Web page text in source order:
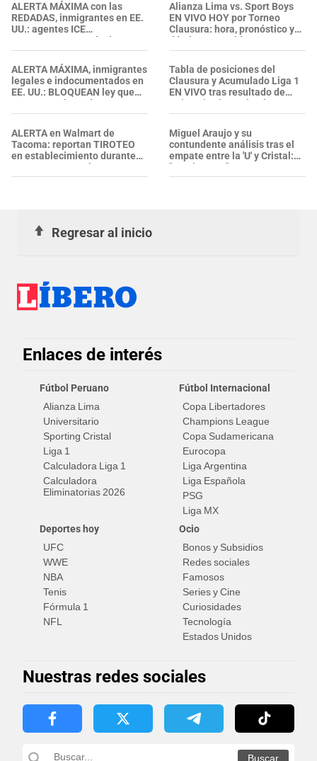
ALERTA MÁXIMA con las
REDADAS, inmigrantes en EE.
UU.: agentes ICE
ARRESTARON a más de 700
extranjeros con antecedentes
penales en Georgia
ALERTA MÁXIMA, inmigrantes
legales e indocumentados en
EE. UU.: BLOQUEAN ley que
RECHAZA el uso de
mascarillas a agentes del ICE
ALERTA en Walmart de
Tacoma: reportan TIROTEO
en establecimiento durante
un ARRESTO por hurto, ¿se
confirmaron heridos?
Alianza Lima vs. Sport Boys
EN VIVO HOY por Torneo
Clausura: hora, pronóstico y
dónde ver partido
Tabla de posiciones del
Clausura y Acumulado Liga 1
EN VIVO tras resultado de
Universitario y Cristal
Miguel Araujo y su
contundente análisis tras el
empate entre la 'U' y Cristal:
"Dominamos"
Regresar al inicio
Enlaces de interés
Fútbol Peruano
Alianza Lima
Universitario
Sporting Cristal
Liga 1
Calculadora Liga 1
Calculadora
Eliminatorias 2026
Fútbol Internacional
Copa Libertadores
Champions League
Copa Sudamericana
Eurocopa
Liga Argentina
Liga Española
PSG
Liga MX
Deportes hoy
UFC
WWE
NBA
Tenis
Fórmula 1
NFL
Ocio
Bonos y Subsidios
Redes sociales
Famosos
Series y Cine
Curiosidades
Tecnología
Estados Unidos
Nuestras redes sociales